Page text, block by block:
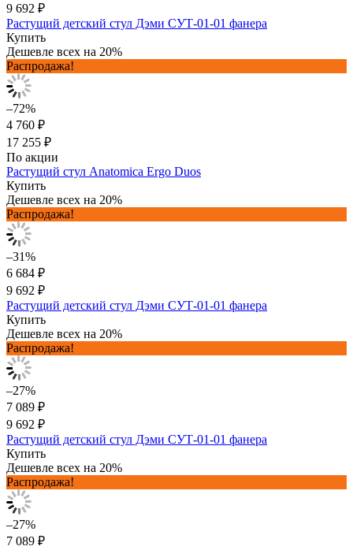
9 692 ₽
Растущий детский стул Дэми СУТ-01-01 фанера
Купить
Дешевле всех на 20%
Распродажа!
–72%
4 760 ₽
17 255 ₽
По акции
Растущий стул Anatomica Ergo Duos
Купить
Дешевле всех на 20%
Распродажа!
–31%
6 684 ₽
9 692 ₽
Растущий детский стул Дэми СУТ-01-01 фанера
Купить
Дешевле всех на 20%
Распродажа!
–27%
7 089 ₽
9 692 ₽
Растущий детский стул Дэми СУТ-01-01 фанера
Купить
Дешевле всех на 20%
Распродажа!
–27%
7 089 ₽